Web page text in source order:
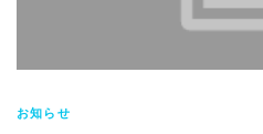
お知らせ